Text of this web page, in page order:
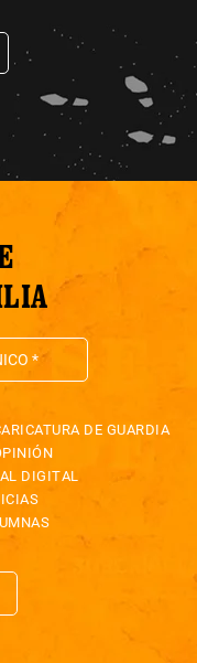
DE GUARDIA
DIGITAL